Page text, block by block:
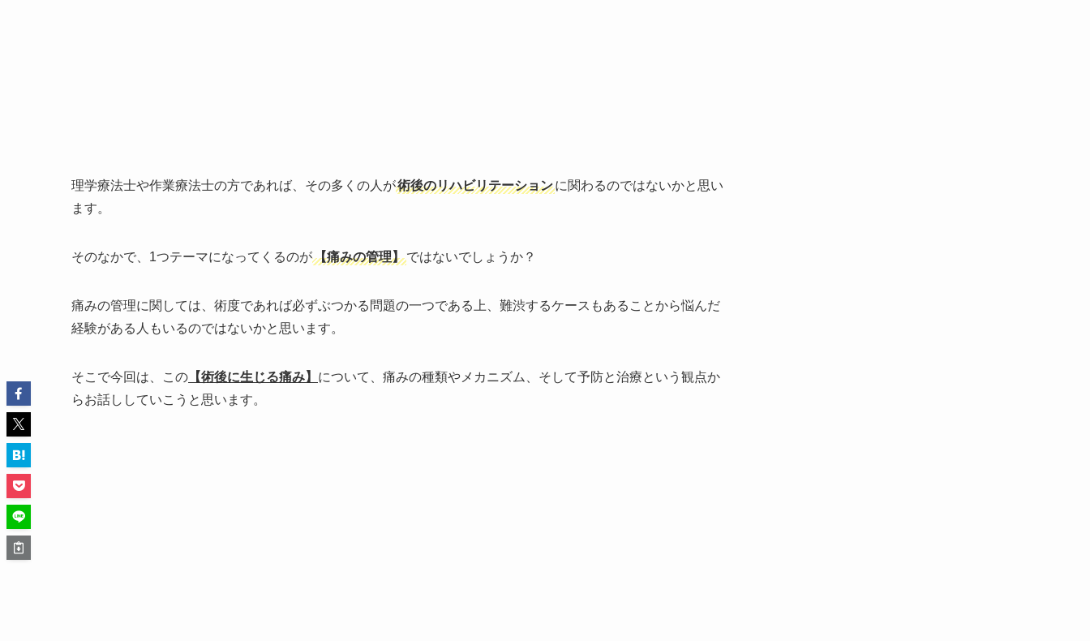
理学療法士や作業療法士の方であれば、その多くの人が術後のリハビリテーションに関わるのではないかと思い
ます。
そのなかで、1つテーマになってくるのが【痛みの管理】ではないでしょうか？
痛みの管理に関しては、術度であれば必ずぶつかる問題の一つである上、難渋するケースもあることから悩んだ
経験がある人もいるのではないかと思います。
そこで今回は、この 【術後に生じる痛み】 について、痛みの種類やメカニズム、そして予防と治療という観点か
らお話ししていこうと思います。